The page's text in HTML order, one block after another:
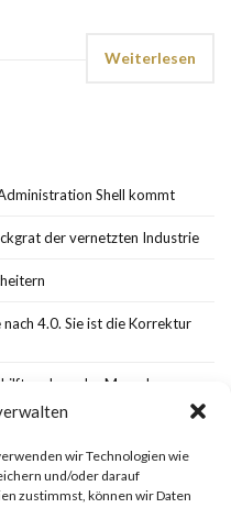
wir Technologien wie
und/oder darauf
zustimmst, können wir Daten
Weiterlesen
Shell kommt
der vernetzten Industrie
4.0. Sie ist die Korrektur
und wo der Mensch